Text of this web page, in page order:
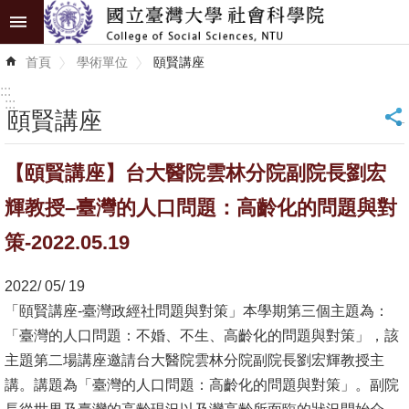
跳到主要內容區塊
進
階
識
學
術
單
位
研
究
首頁 學術單位 頤賢講座
:::
:::
頤賢講座 _
【頤賢講座】台大醫院雲林分院副院長劉宏
輝教授–臺灣的人口問題：高齡化的問題與對
策-2022.05.19
2022/ 05/ 19
「頤賢講座-臺灣政經社問題與對策」本學期第三個主題為：
「臺灣的人口問題：不婚、不生、高齡化的問題與對策」，該
主題第二場講座邀請台大醫院雲林分院副院長劉宏輝教授主
講。講題為「臺灣的人口問題：高齡化的問題與對策」。副院